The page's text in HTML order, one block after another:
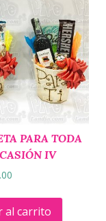
PARA TODA
IV
al carrito